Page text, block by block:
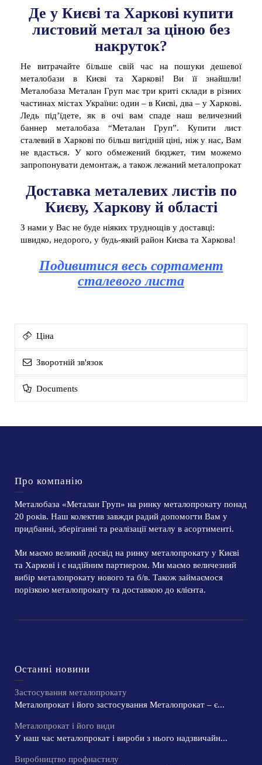
Де у Києві та Харкові купити
листовий метал за ціною без
накруток?
Не витрачайте більше свій час на пошуки дешевої
металобази в Києві та Харкові! Ви її знайшли!
Металобаза Металан Груп має три криті склади в різних
частинах містах України: один – в Києві, два – у Харкові.
Ледь під’їдете, як в очі вам спаде наш величезний
баннер металобаза “Металан Груп”. Купити лист
сталевий в Харкові по більш вигідній ціні, ніж у нас, Вам
не вдасться. У кого обмежений бюджет, тим можемо
запропонувати демонтаж, а також лежаний металопрокат
Доставка металевих листів по
Києву, Харкову й області
З нами у Вас не буде ніяких труднощів у доставці:
швидко, недорого, у будь-який район Києва та Харкова!
Подивитися весь сортамент
сталевого листа
Ціна
Зворотній зв'язок
Documents
Про компанію
Металобаза «Металан Груп» на ринку металопрокату понад
20 років. Наш колектив завжди радий допомогти Вам у
придбанні, зберіганні та реалізації металу в асортименті.
Ми маємо великий досвід на ринку металопрокату у Києві
та Харкові і є надійним партнером. Ми маємо величезний
вибір металопрокату нового та б/в. Також займаємося
порізкою металопрокату та доставкою до клієнта.
Останні новини
Застосування металопрокату
Металопрокат і його застосування Металопрокат – є...
Металопрокат і його види
У наш час металопрокат і вироби з нього надзвичайн...
Виробництво профнастилу